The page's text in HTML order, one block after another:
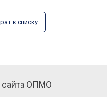
к списку
сайта ОПМО